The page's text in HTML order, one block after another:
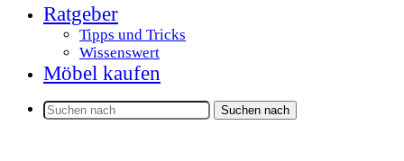
Ratgeber
Tipps und Tricks
Wissenswert
Möbel kaufen
Suchen nach